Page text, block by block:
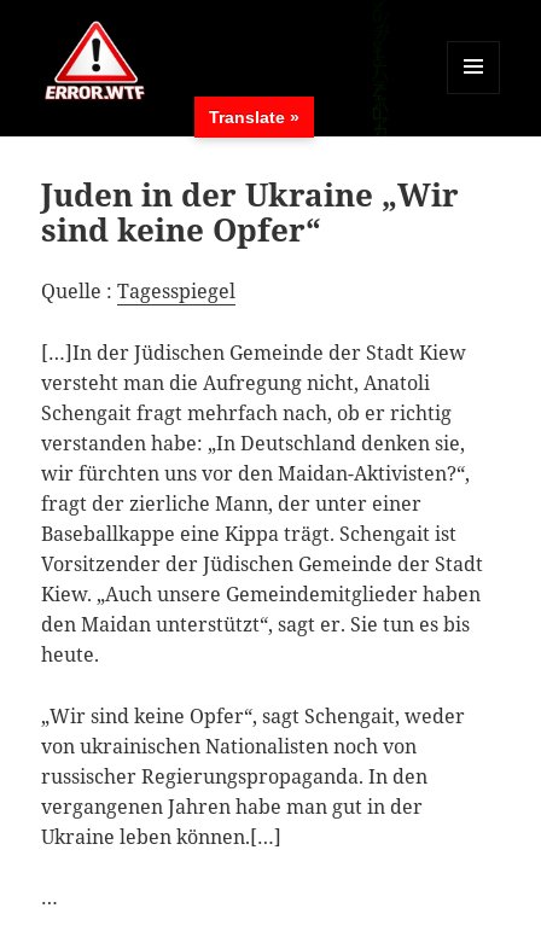
MENÜ
WIDGETS
Juden in der Ukraine „Wir
sind keine Opfer“
Quelle :Tagesspiegel
[…]In der Jüdischen Gemeinde der Stadt Kiew
versteht man die Aufregung nicht, Anatoli
Schengait fragt mehrfach nach, ob er richtig
verstanden habe: „In Deutschland denken sie,
wir fürchten uns vor den Maidan-Aktivisten?“,
fragt der zierliche Mann, der unter einer
Baseballkappe eine Kippa trägt. Schengait ist
Vorsitzender der Jüdischen Gemeinde der Stadt
Kiew. „Auch unsere Gemeindemitglieder haben
den Maidan unterstützt“, sagt er. Sie tun es bis
heute.
„Wir sind keine Opfer“, sagt Schengait, weder
von ukrainischen Nationalisten noch von
russischer Regierungspropaganda. In den
vergangenen Jahren habe man gut in der
Ukraine leben können.[…]
…
Translate »